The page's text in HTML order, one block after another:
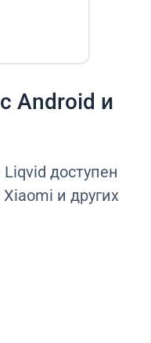
Android и
доступен
и других